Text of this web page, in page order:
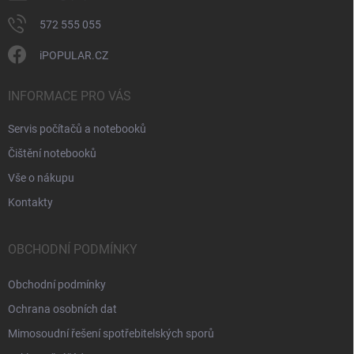
572 555 055
iPOPULAR.CZ
INFORMACE PRO VÁS
Servis počítačů a notebooků
Čištění notebooků
Vše o nákupu
Kontakty
OBCHODNÍ PODMÍNKY
Obchodní podmínky
Ochrana osobních dat
Mimosoudní řešení spotřebitelských sporů